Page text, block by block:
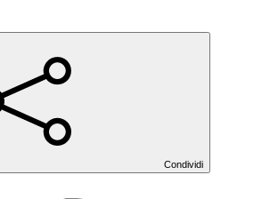
Condividi